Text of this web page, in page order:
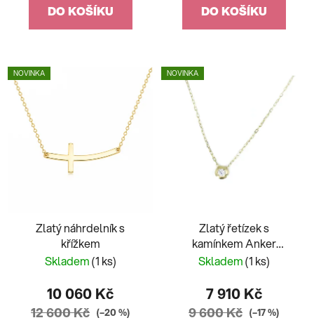
DO KOŠÍKU DO KOŠÍKU
NOVINKA
Zlatý náhrdelník s
křížkem
Skladem(1 ks)
10 060 Kč
12 600 Kč (–20 %)
NOVINKA
Zlatý řetízek s
kamínkem Anker
provlélací
Skladem(1 ks)
7 910 Kč
9 600 Kč (–17 %)